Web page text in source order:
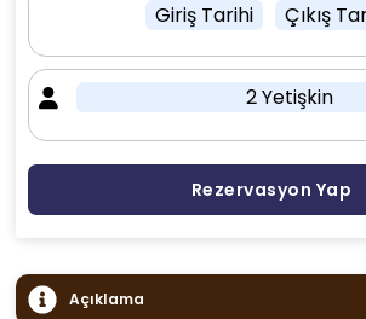
Giriş Tarihi Çıkış
2 Yetişkin
Rezervasyon Yap
Açıklama